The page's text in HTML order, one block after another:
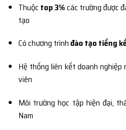
Thuộc top 3%các trường được
tạo
Có chương trìnhđào tạo tiếng
Hệ thống liên kết doanh
viên
Môi trường học tập hiện đại,
Nam